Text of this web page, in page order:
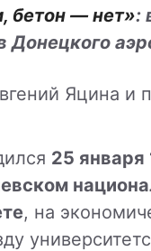
бетон — нет»:
Донецкого
Яцина и
25 января
, на